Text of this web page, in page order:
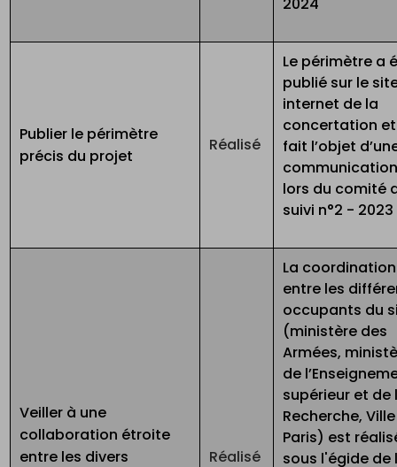
2024
Publier le périmètre
précis du projet
Réalisé
Le périmètre a
publié sur le
internet de la
concertation
fait l’objet
lors du comité
suivi n°2 - 2023
Veiller à une
collaboration étroite
entre les divers
Réalisé
La coordination
entre les
occupants du
(ministère des
Armées,
de
supérieur et de
Recherche,
Paris) est
sous l'égide de